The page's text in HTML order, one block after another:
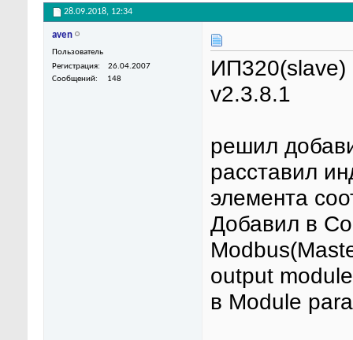
28.09.2018, 12:34
aven
Пользователь
Регистрация
26.04.2007
Сообщений
148
ИП320(slave)
v2.3.8.1
решил
расставил
элемента
Добавил в
output module
в Module